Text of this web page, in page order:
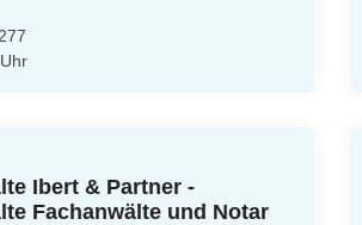
Ibert & Partner -
Fachanwälte und Notar